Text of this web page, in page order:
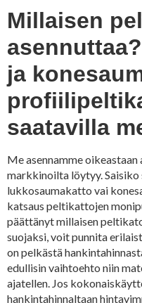
Millaisen
ja
saatavilla
Me asennamme
markkinoilta löytyy.
lukkosaumakatto vai
katsaus peltikattojen
päättänyt millaisen
suojaksi, voit punnita
on pelkästä
edullisin vaihtoehto niin
ajatellen. Jos
hankintahinnaltaan